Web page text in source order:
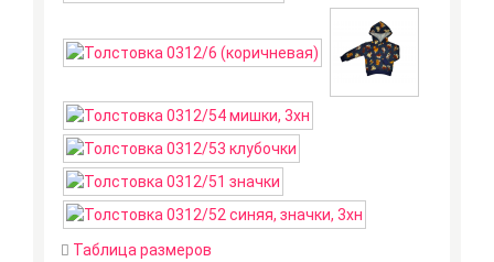
Таблица размеров